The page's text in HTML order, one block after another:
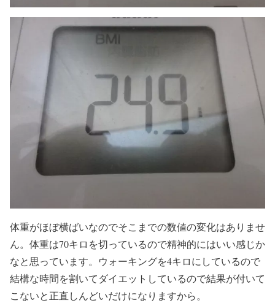
体重がほぼ横ばいなのでそこまでの数値の変化はありませ
ん。体重は70キロを切っているので精神的にはいい感じか
なと思っています。ウォーキングを4キロにしているので
結構な時間を割いてダイエットしているので結果が付いて
こないと正直しんどいだけになりますから。